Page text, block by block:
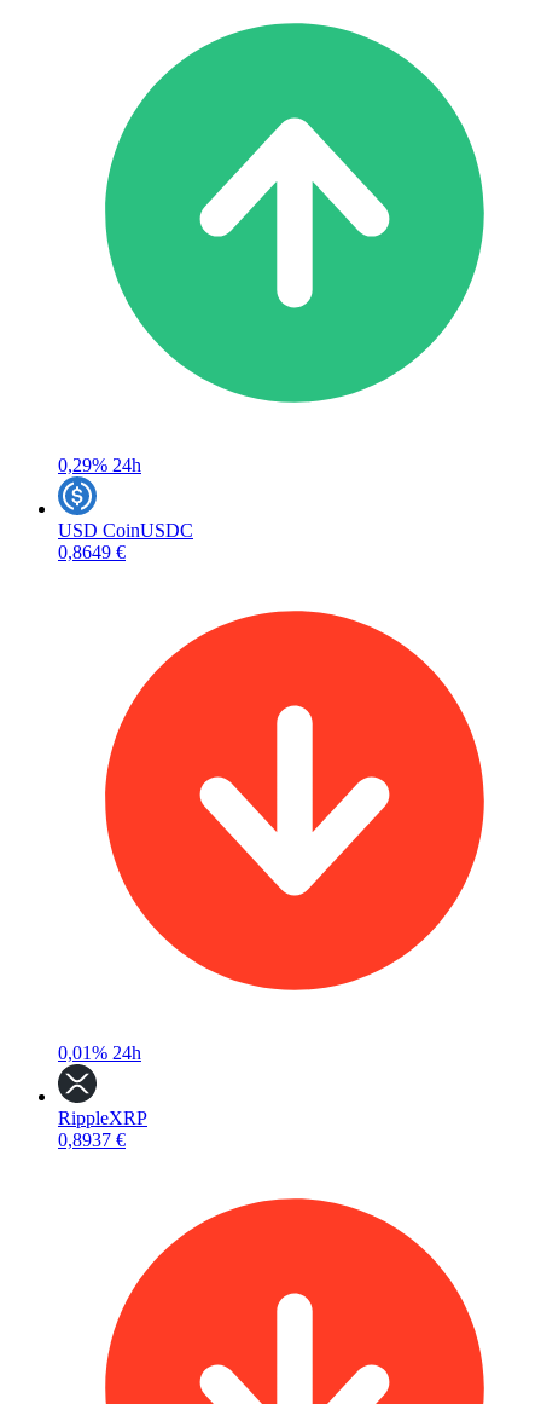
0,29% 24h
USD CoinUSDC
0,8649 €
0,01% 24h
RippleXRP
0,8937 €